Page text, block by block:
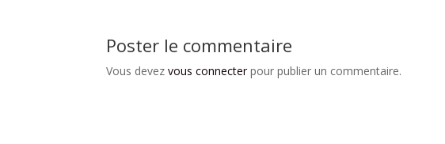
Poster le commentaire
Vous devezvous connecterpour publier un commentaire.